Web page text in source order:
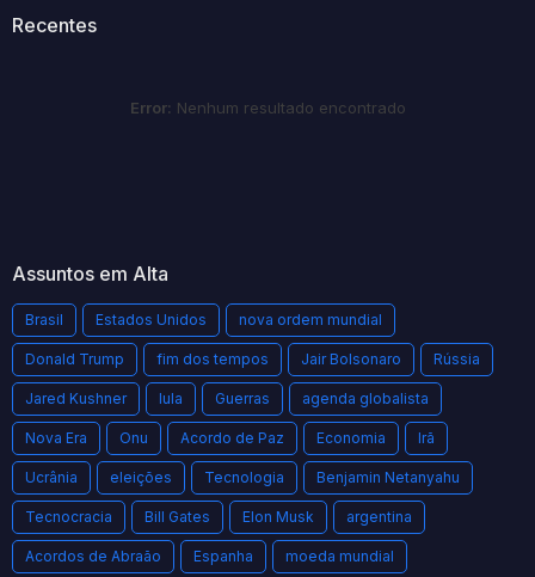
Recentes
Error: Nenhum resultado encontrado
Assuntos em Alta
Brasil Estados Unidos nova ordem mundial
Donald Trump fim dos tempos Jair Bolsonaro Rússia
Jared Kushner lula Guerras agenda globalista
Nova Era Onu Acordo de Paz Economia Irã
Ucrânia eleições Tecnologia Benjamin Netanyahu
Tecnocracia Bill Gates Elon Musk argentina
Acordos de Abraão Espanha moeda mundial